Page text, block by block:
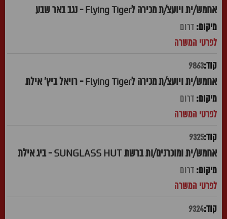
אחמש/ית ויועצ/ת מכירה לFlying Tiger - נגב באר שבע
דרום
9863
אחמש/ית ויועצ/ת מכירה לFlying Tiger - רויאל ביץ' אילת
דרום
9325
אחמש/ית ומוכרנים/ות ברשת SUNGLASS HUT - ביג אילת
דרום
9324